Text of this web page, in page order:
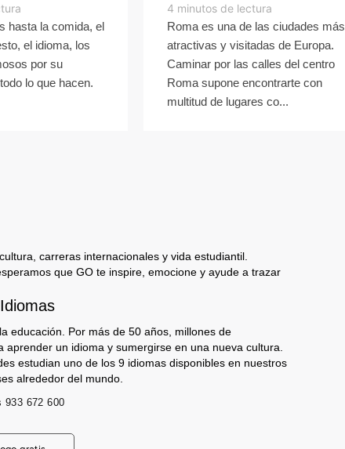
hasta la comida, el
el idioma, los
por su
lo que hacen.
4 minutos de lectura
Roma es una de las ciudades más
atractivas y visitadas de Europa.
Caminar por las calles del centro
Roma supone encontrarte con
multitud de lugares co...
carreras internacionales y vida estudiantil.
que GO te inspire, emocione y ayude a trazar
educación. Por más de 50 años, millones de
un idioma y sumergirse en una nueva cultura.
estudian uno de los 9 idiomas disponibles en nuestros
alrededor del mundo.
933 672 600